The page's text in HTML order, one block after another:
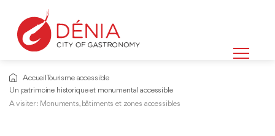
Accueil Tourisme accessible
Un patrimoine historique et monumental accessible
A visiter : Monuments, bâtiments et zones accessibles